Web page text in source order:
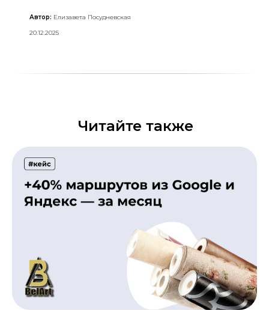
Автор: Елизавета Посудневская
20.12.2025
Читайте также